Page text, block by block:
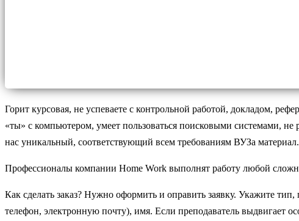
Горит курсовая, не успеваете с контрольной работой, докладом,
«ты» с компьютером, умеет пользоваться поисковыми системами,
нас уникальный, соответствующий всем требованиям ВУЗа материал.
Профессионалы компании Нome Work выполнят работу любой
Как сделать заказ? Нужно оформить и оправить заявку. Укажите
телефон, электронную почту), имя. Если преподаватель выдвигает